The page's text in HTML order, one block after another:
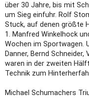
über 30 Jahre, bis mit
um Sieg einfuhr. Rolf
Stuck, auf denen größte
1. Manfred Winkelhock
Wochen im Sportwagen.
Danner, Bernd
waren in der zweiten
Technik zum
Michael Schumachers